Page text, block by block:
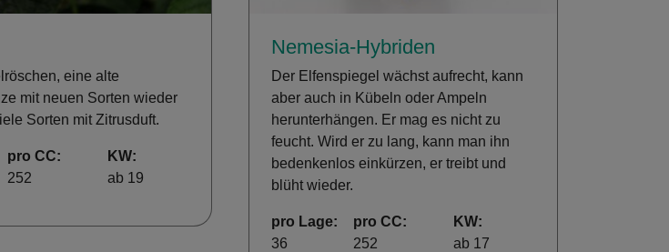
eine alte
mit neuen Sorten wieder
Sorten mit Zitrusduft.
pro CC:
252
KW:
ab 19
Nemesia-Hybriden
Der Elfenspiegel wächst aufrecht, kann
aber auch in Kübeln oder Ampeln
herunterhängen. Er mag es nicht zu
feucht. Wird er zu lang, kann man ihn
bedenkenlos einkürzen, er treibt und
blüht wieder.
pro Lage:
36
pro CC:
252
KW:
ab 17